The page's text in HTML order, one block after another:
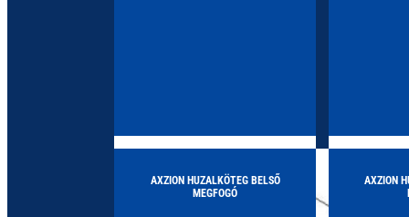
AXZION HUZALKÖTEG BELSŐ
MEGFOGÓ
AXZION